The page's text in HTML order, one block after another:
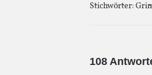
Stichwörter:
108